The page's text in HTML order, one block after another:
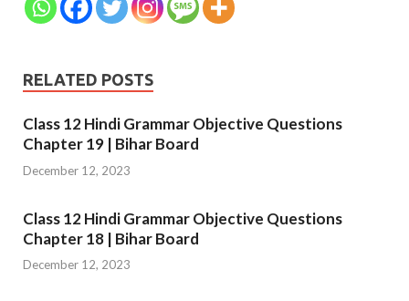
RELATED POSTS
Class 12 Hindi Grammar Objective Questions
Chapter 19 | Bihar Board
December 12, 2023
Class 12 Hindi Grammar Objective Questions
Chapter 18 | Bihar Board
December 12, 2023